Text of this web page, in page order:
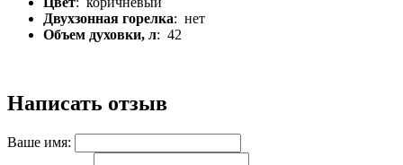
Двухзонная горелка: нет
Объем духовки, л: 42
Написать отзыв
Ваше имя: